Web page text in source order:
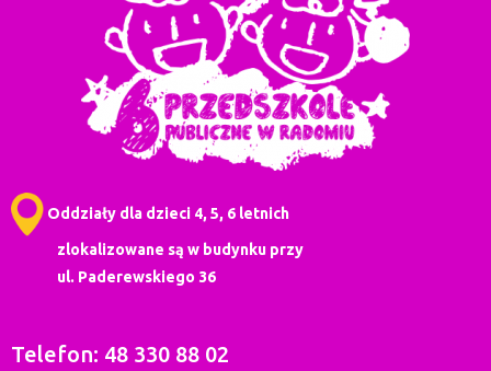
Oddziały dla dzieci 4, 5, 6 letnich
zlokalizowane są w budynku przy
ul. Paderewskiego 36
Telefon: 48 330 88 02